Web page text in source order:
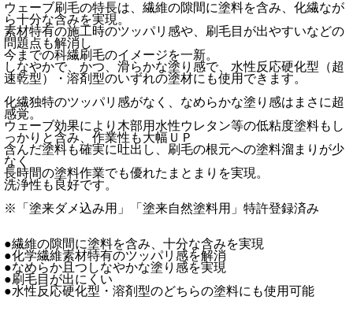
ウェーブ刷毛の特長は、繊維の隙間に塗料を含み、化繊なが
ら十分な含みを実現。
素材特有の施工時のツッパリ感や、刷毛目が出やすいなどの
問題点も解消し
今までの科繊刷毛のイメージを一新。
しなやかで、かつ、滑らかな塗り感で、水性反応硬化型（超
速乾型）・溶剤型のいずれの塗材にも使用できます。
化繊独特のツッパリ感がなく、なめらかな塗り感はまさに超
感覚。
ウェーブ効果により木部用水性ウレタン等の低粘度塗料もし
っかりと含み、作業性も大幅ＵＰ
含んだ塗料も確実に吐出し、刷毛の根元への塗料溜まりが少
なく
長時間の塗料作業でも優れたまとまりを実現。
洗浄性も良好です。
※「塗来ダメ込み用」「塗来自然塗料用」特許登録済み
●繊維の隙間に塗料を含み、十分な含みを実現
●化学繊維素材特有のツッパリ感を解消
●なめらか且つしなやかな塗り感を実現
●刷毛目が出にくい
●水性反応硬化型・溶剤型のどちらの塗料にも使用可能